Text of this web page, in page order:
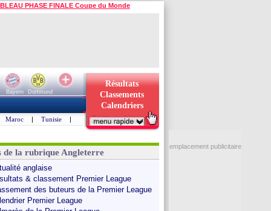
PHASE FINALE Coupe du Monde
Bayern
Dortmund
Résultats
Classements
Calendriers
Maroc | Tunisie |
de la rubrique Angleterre
anglaise
& classement Premier League
des buteurs de la Premier League
Premier League
emplacement publicitaire